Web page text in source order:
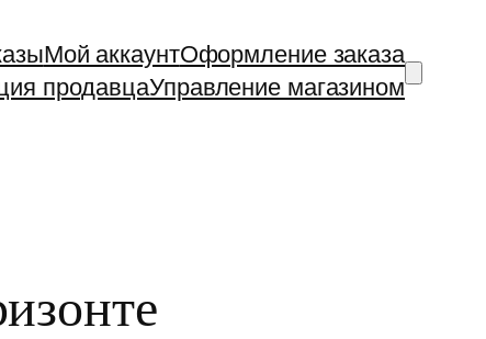
Мой аккаунтОформление заказа
продавцаУправление магазином